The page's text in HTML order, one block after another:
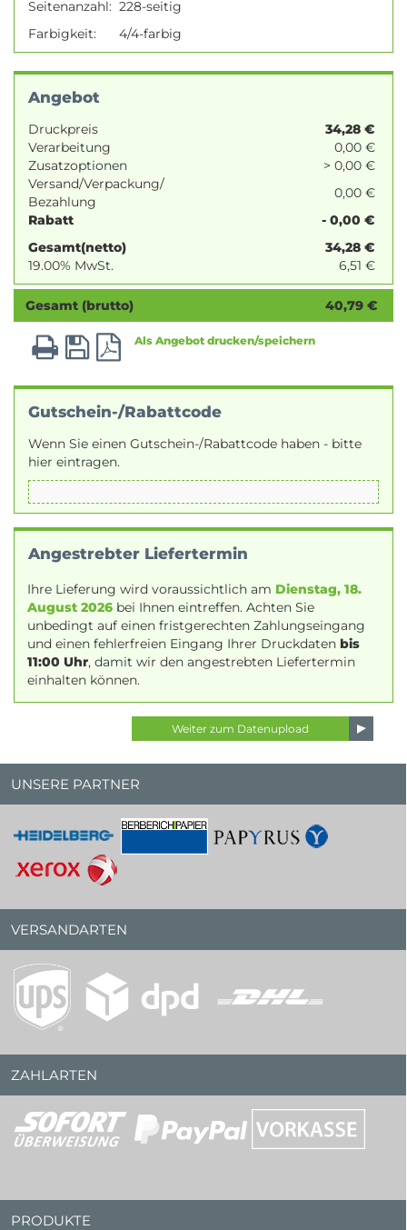
Seitenanzahl: 228-seitig
Farbigkeit:
4/4-farbig
Angebot
Druckpreis 34,28 €
Verarbeitung
0,00 €
Zusatzoptionen
> 0,00 €
Versand/Verpackung/
Bezahlung
0,00 €
Rabatt
- 0,00 €
Gesamt(netto)
34,28 €
19.00% MwSt.
6,51 €
Gesamt (brutto) 40,79 €
Als Angebot drucken/speichern
Gutschein-/Rabattcode
Wenn Sie einen Gutschein-/Rabattcode haben - bitte
hier eintragen.
Angestrebter Liefertermin
Ihre Lieferung wird voraussichtlich am Dienstag, 18.
August 2026 bei Ihnen eintreffen. Achten Sie
unbedingt auf einen fristgerechten Zahlungseingang
und einen fehlerfreien Eingang Ihrer Druckdaten bis
11:00 Uhr, damit wir den angestrebten Liefertermin
einhalten können.
UNSERE PARTNER
VERSANDARTEN
ZAHLARTEN
PRODUKTE